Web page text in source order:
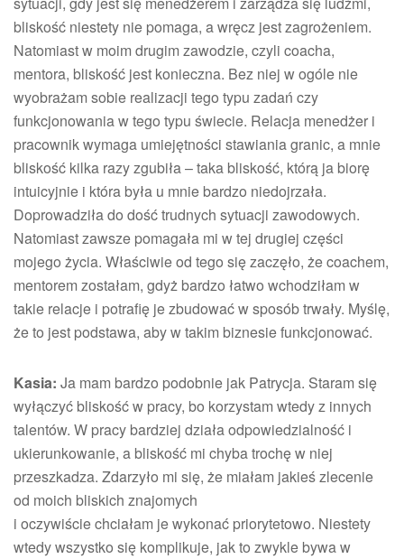
bliskość niestety nie pomaga, a wręcz jest zagrożeniem.
Natomiast w moim drugim zawodzie, czyli coacha,
mentora, bliskość jest konieczna. Bez niej w ogóle nie
wyobrażam sobie realizacji tego typu zadań czy
funkcjonowania w tego typu świecie. Relacja menedżer i
pracownik wymaga umiejętności stawiania granic, a mnie
bliskość kilka razy zgubiła – taka bliskość, którą ja biorę
intuicyjnie i która była u mnie bardzo niedojrzała.
Doprowadziła do dość trudnych sytuacji zawodowych.
Natomiast zawsze pomagała mi w tej drugiej części
mojego życia. Właściwie od tego się zaczęło, że coachem,
mentorem zostałam, gdyż bardzo łatwo wchodziłam w
takie relacje i potrafię je zbudować w sposób trwały. Myślę,
że to jest podstawa, aby w takim biznesie funkcjonować.
Kasia: Ja mam bardzo podobnie jak Patrycja. Staram się
wyłączyć bliskość w pracy, bo korzystam wtedy z innych
talentów. W pracy bardziej działa odpowiedzialność i
ukierunkowanie, a bliskość mi chyba trochę w niej
przeszkadza. Zdarzyło mi się, że miałam jakieś zlecenie
od moich bliskich znajomych
i oczywiście chciałam je wykonać priorytetowo. Niestety
wtedy wszystko się komplikuje, jak to zwykle bywa w